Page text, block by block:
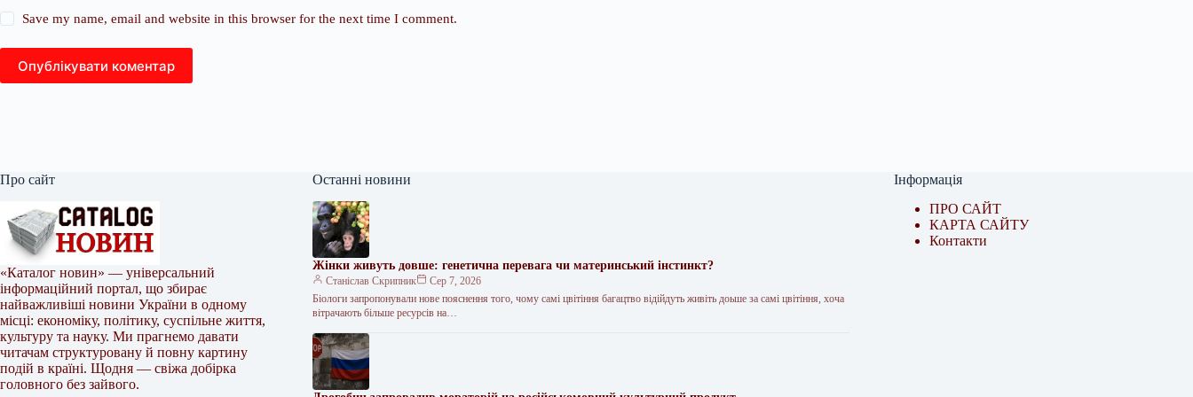
Save my name, email and website in this browser for the next time I comment.
Опублікувати коментар
Про сайт
«Каталог новин» — універсальний
інформаційний портал, що збирає
найважливіші новини України в одному
місці: економіку, політику, суспільне життя,
культуру та науку. Ми прагнемо давати
читачам структуровану й повну картину
подій в країні. Щодня — свіжа добірка
головного без зайвого.
Останні новини
Жінки живуть довше: генетична перевага чи материнський інстинкт?
Станіслав Скрипник
Сер 7, 2026
Біологи запропонували нове пояснення того, чому самі цвітіння багацтво відійдуть живіть доьше за самі цвітіння, хоча
вітрачають більше ресурсів на…
Інформація
ПРО САЙТ
КАРТА САЙТУ
Контакти